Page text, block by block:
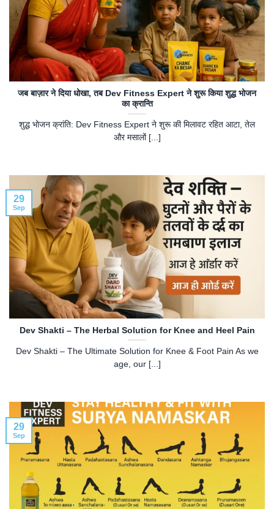
जब बाज़ार ने दिया धोखा, तब Dev Fitness Expert ने शुरू किया शुद्ध भोजन
का क्रान्ति
शुद्ध भोजन क्रांति: Dev Fitness Expert ने शुरू की मिलावट रहित आटा, तेल
और मसालों [...]
Dev Shakti – The Herbal Solution for Knee and Heel Pain
Dev Shakti – The Ultimate Solution for Knee & Foot Pain As we
age, our [...]
29
Sep
29
Sep